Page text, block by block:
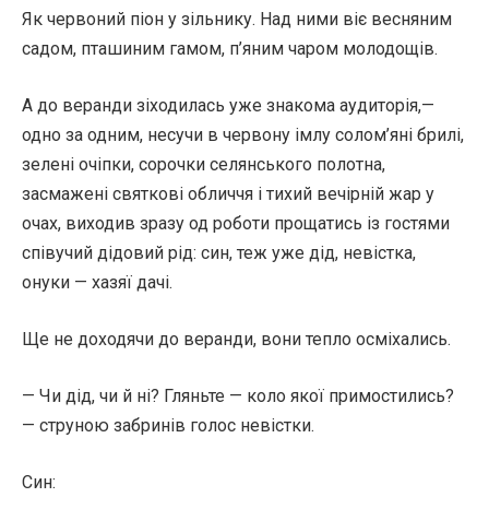
Як червоний піон у зільнику. Над ними віє весняним
садом, пташиним гамом, п’яним чаром молодощів.
А до веранди зіходилась уже знакома аудиторія,—
одно за одним, несучи в червону імлу солом’яні брилі,
зелені очіпки, сорочки селянського полотна,
засмажені святкові обличчя і тихий вечірній жар у
очах, виходив зразу од роботи прощатись із гостями
співучий дідовий рід: син, теж уже дід, невістка,
онуки — хазяї дачі.
Ще не доходячи до веранди, вони тепло осміхались.
— Чи дід, чи й ні? Гляньте — коло якої примостились?
— струною забринів голос невістки.
Син: